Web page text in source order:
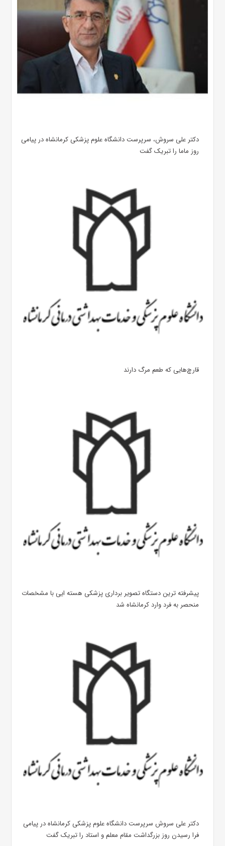
دکتر علی سروش، سرپرست دانشگاه علوم پزشکی کرمانشاه در پیامی
روز ماما را تبریک گفت
قارچ‌هایی که طعم مرگ دارند
پیشرفته ترین دستگاه تصویر برداری پزشکی هسته ایی با مشخصات
منحصر به فرد وارد کرمانشاه شد
دکتر علی سروش سرپرست دانشگاه علوم پزشکی کرمانشاه در پیامی
فرا رسیدن روز بزرگداشت مقام معلم و استاد را تبریک گفت